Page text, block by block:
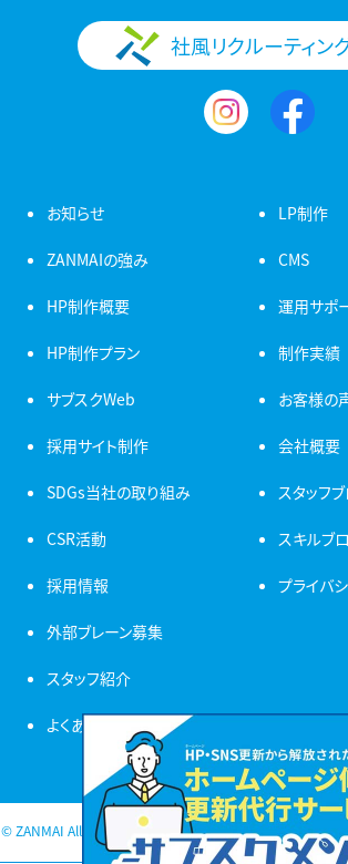
社風リクルーティン
お知らせ
ZANMAIの強み
HP制作概要
HP制作プラン
サブスクWeb
採用サイト制作
LP制作
CMS
運用サポ
制作実績
お客様の
会社概要
SDGs当社の取り組み
CSR活動
採用情報
外部ブレーン募集
スタッフ紹介
よくある質問
スタッフ
スキルブ
プライバ
© ZANMAI All Rights Reserved. 新潟 ホームページ制作・
行